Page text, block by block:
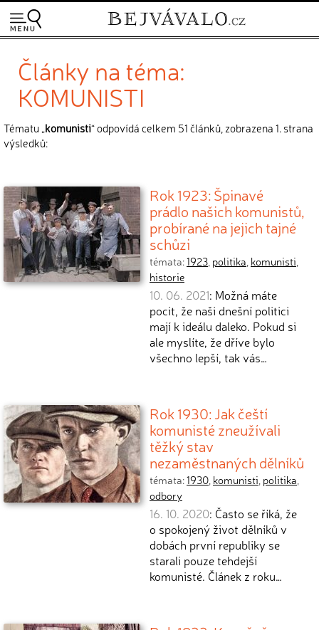
Články na téma:
KOMUNISTI
Tématu „komunisti“ odpovídá celkem 51 článků, zobrazena 1. strana
výsledků:
Rok 1923: Špinavé
prádlo našich komunistů,
probírané na jejich tajné
schůzi
témata:1923, politika, komunisti,
historie
10. 06. 2021: Možná máte
pocit, že naši dnešní politici
mají k ideálu daleko. Pokud si
ale myslíte, že dříve bylo
všechno lepší, tak vás…
Rok 1930: Jak čeští
komunisté zneužívali
těžký stav
nezaměstnaných dělníků
témata:1930, komunisti, politika,
odbory
16. 10. 2020: Často se říká, že
o spokojený život dělníků v
dobách první republiky se
starali pouze tehdejší
komunisté. Článek z roku…